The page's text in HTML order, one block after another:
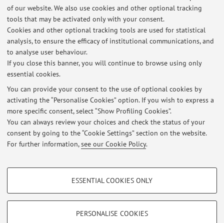
of our website. We also use cookies and other optional tracking
tools that may be activated only with your consent.
Cookies and other optional tracking tools are used for statistical
analysis, to ensure the efficacy of institutional communications, and
to analyse user behaviour.
If you close this banner, you will continue to browse using only
essential cookies.
You can provide your consent to the use of optional cookies by
activating the “Personalise Cookies” option. If you wish to express a
more specific consent, select “Show Profiling Cookies”.
You can always review your choices and check the status of your
consent by going to the “Cookie Settings” section on the website.
For further information,see our Cookie Policy.
PROFILING COOKIES - OPTIONAL
Show profiling cookies
ESSENTIAL COOKIES ONLY
PERSONALISE COOKIES
Come utilizzare le risorse digitali per la ricerca e l’identificazione
delle fonti storiche
Published on: September 01 2025
View all
Highlights
Labariani
Restricted area
Loginto manage all website contents.